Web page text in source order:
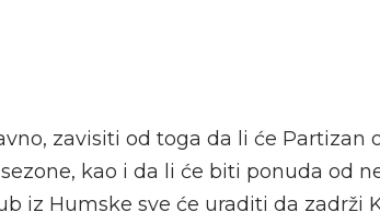
zavisiti od toga da li će Partizan
kao i da li će biti ponuda od
iz Humske sve će uraditi da zadrži